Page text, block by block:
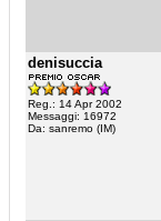
denisuccia
Reg.: 14 Apr 2002
Messaggi: 16972
Da: sanremo (IM)